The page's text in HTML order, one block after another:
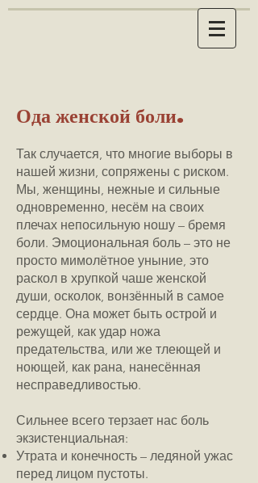
Ода женской боли.
Так случается, что многие выборы в
нашей жизни, сопряжены с риском.
Мы, женщины, нежные и сильные
одновременно, несём на своих
плечах непосильную ношу – бремя
боли. Эмоциональная боль – это не
просто мимолётное уныние, это
раскол в хрупкой чаше женской
души, осколок, вонзённый в самое
сердце. Она может быть острой и
режущей, как удар ножа
предательства, или же тлеющей и
ноющей, как рана, нанесённая
несправедливостью.
Сильнее всего терзает нас боль
экзистенциальная:
Утрата и конечность – ледяной ужас
перед лицом пустоты.